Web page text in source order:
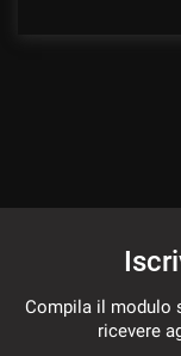
Compila il modulo
ricevere
alla
rivedere